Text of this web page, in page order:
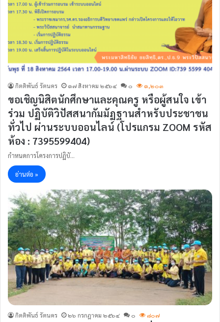
กิตติพันธ์ รัตนคร ๑๗ สิงหาคม ๒๕๖๔ ๐ ๑,๒๐๓
ขอเชิญนิสิตนักศึกษาและคุณครู หรือผู้สนใจ เข้า
ร่วม ปฏิบัติวิปัสสนากัมมัฏฐานสำหรับประชาชน
ทั่วไป ผ่านระบบออนไลน์ (โปรแกรม ZOOM รหัส
ห้อง : 7395599404)
กำหนดการโครงการปฏิบั…
อ่านต่อ »
กิตติพันธ์ รัตนคร ๒๖ กรกฎาคม ๒๕๖๔ ๐ ๘๐๗